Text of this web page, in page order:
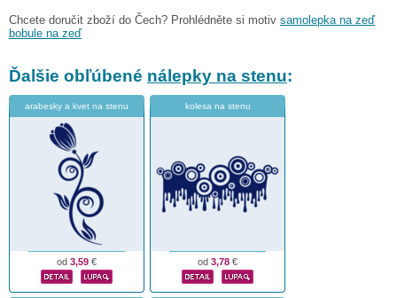
Chcete doručit zboží do Čech? Prohlédněte si motiv samolepka na zeď
bobule na zeď
Ďalšie obľúbené nálepky na stenu:
arabesky a kvet na stenu
od 3,59 €
kolesa na stenu
od 3,78 €